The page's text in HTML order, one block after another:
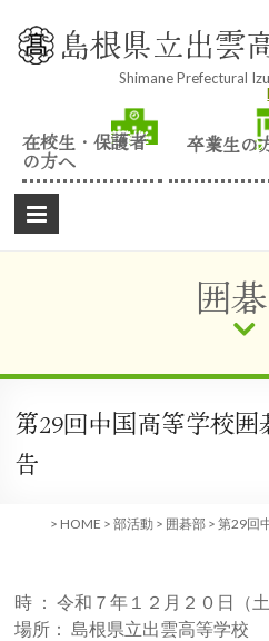
content 島根県立出雲
Shimane Prefectural
在校生・保護者
の方へ
卒業生の
囲
第29回中国高等学校
告
> HOME > 部活動 > 囲碁部 > 第29回
時 ： 令和７年１２月２０日（
場所： 島根県立出雲高等学校